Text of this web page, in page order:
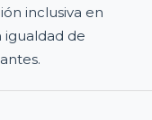
inclusiva en
igualdad de